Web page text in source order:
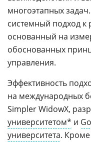
многоэтапных
системный подход
основанный на
обоснованных
управления.
Эффективность
на международных
Simpler WidowX,
университетом* и
университета.